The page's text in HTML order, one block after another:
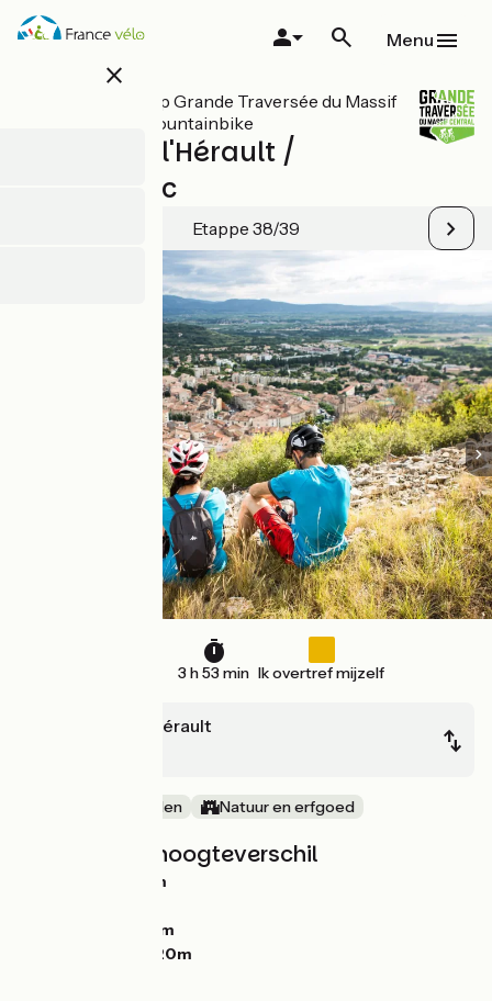
Overslaan
en
close
Menu
Alle etappes op Grande Traversée du Massif
Central per mountainbike
Clermont-l'Hérault /
Montagnac
Etappe 38/39
3 h 53 min Ik overtref mijzelf
Clermont-l'Hérault
Tussen de wijnvelden Natuur en erfgoed
Hellingen en hoogteverschil
907m
14m
320m